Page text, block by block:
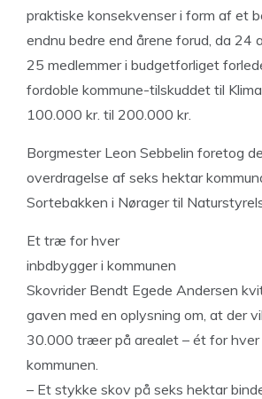
praktiske konsekvenser i form af et
endnu bedre end årene forud, da 24
25 medlemmer i budgetforliget
fordoble kommune-tilskuddet til
100.000 kr. til 200.000 kr.
Borgmester Leon Sebbelin foretog
overdragelse af seks hektar
Sortebakken i Nørager til
Et træ for hver
inbdbygger i kommunen
Skovrider Bendt Egede Andersen
gaven med en oplysning om, at der
30.000 træer på arealet – ét for hver
kommunen.
– Et stykke skov på seks hektar